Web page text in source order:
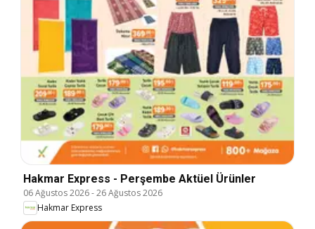
Hakmar Express - Perşembe Aktüel Ürünler
06 Ağustos 2026-26 Ağustos 2026
Hakmar Express